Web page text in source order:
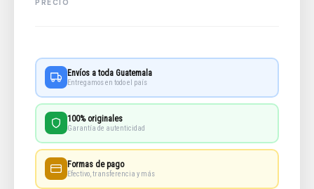
Envíos a toda Guatemala
Entregamos en todo el país
100% originales
Garantía de autenticidad
Formas de pago
Efectivo, transferencia y más